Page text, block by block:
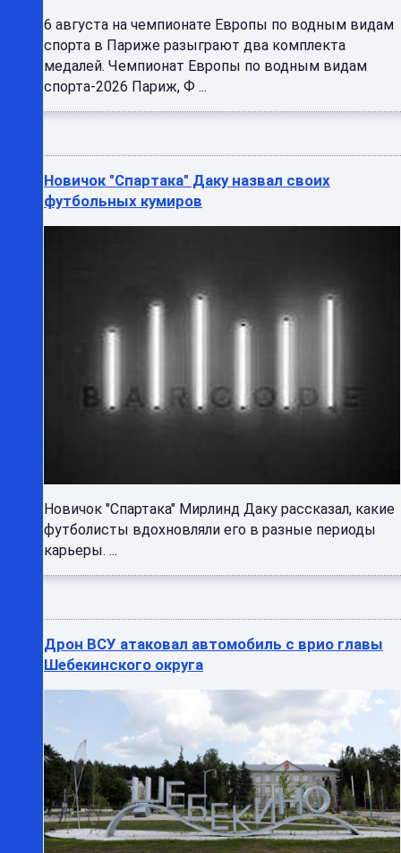
6 августа на чемпионате Европы по водным видам
спорта в Париже разыграют два комплекта
медалей. Чемпионат Европы по водным видам
спорта-2026 Париж, Ф ...
Новичок "Спартака" Даку назвал своих
футбольных кумиров
Новичок "Спартака" Мирлинд Даку рассказал, какие
футболисты вдохновляли его в разные периоды
карьеры. ...
Дрон ВСУ атаковал автомобиль с врио главы
Шебекинского округа